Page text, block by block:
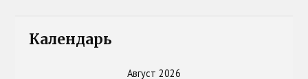
Календарь
Август 2026